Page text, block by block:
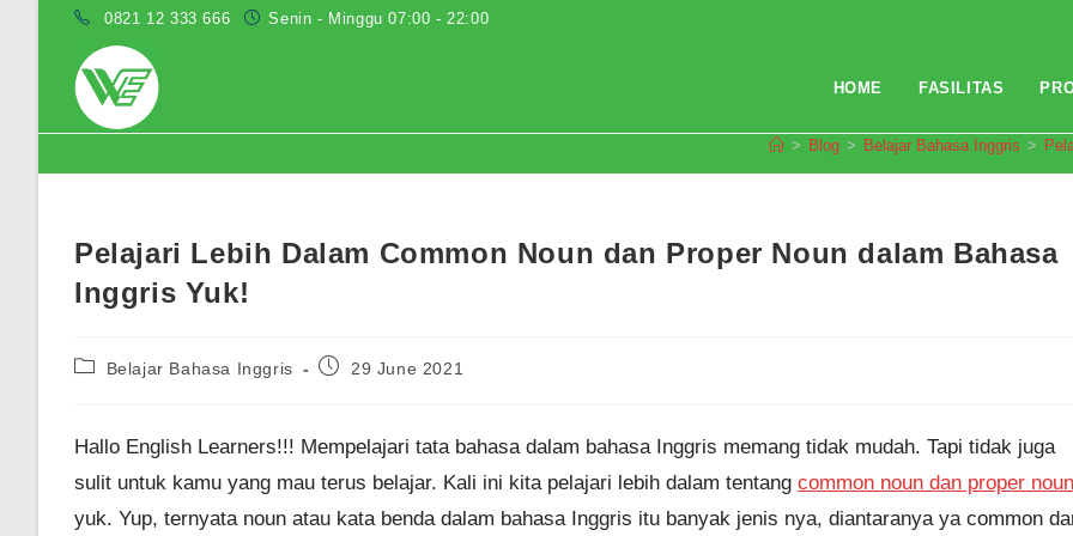
0821 12 333 666 Senin - Minggu 07:00 - 22:00
HOME FASILITAS
> Blog > Belajar Bahasa Inggris >
Pelajari Lebih Dalam Common Noun dan Proper Noun dalam Bahasa
Inggris Yuk!
PostBelajar Bahasa Inggris
Post29 June 2021
Hallo English Learners!!! Mempelajari tata bahasa dalam bahasa Inggris memang tidak mudah. Tapi tidak juga
sulit untuk kamu yang mau terus belajar. Kali ini kita pelajari lebih dalam tentang common noun dan proper noun
yuk. Yup, ternyata noun atau kata benda dalam bahasa Inggris itu banyak jenis nya, diantaranya ya common